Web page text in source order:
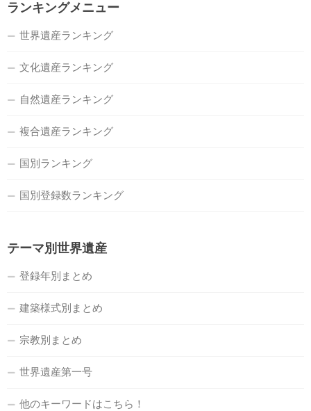
ランキングメニュー
世界遺産ランキング
文化遺産ランキング
自然遺産ランキング
複合遺産ランキング
国別ランキング
国別登録数ランキング
テーマ別世界遺産
登録年別まとめ
建築様式別まとめ
宗教別まとめ
世界遺産第一号
他のキーワードはこちら！